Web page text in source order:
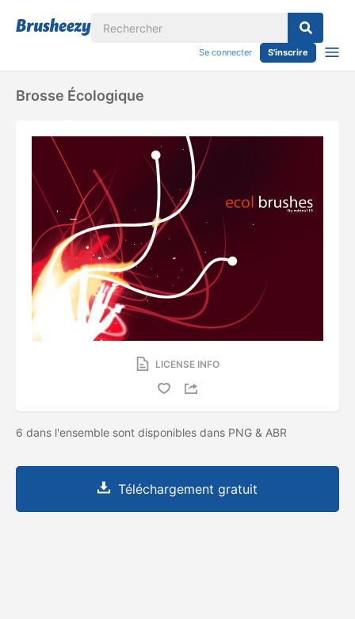
Se connecter S'inscrire
Brosse Écologique
LICENSE INFO
6 dans l'ensemble sont disponibles dans PNG & ABR
Téléchargement gratuit